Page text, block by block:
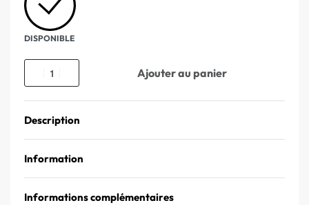
DISPONIBLE
Ajouter au panier
Description
Information
Informations complémentaires